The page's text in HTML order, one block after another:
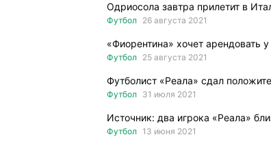
Одриосола завтра прилетит в
Футбол 26 августа 2021
«Фиорентина» хочет арендовать
Футбол 25 августа 2021
Футболист «Реала» сдал
Футбол 31 июля 2021
Источник: два игрока «Реала»
Футбол 13 июня 2021